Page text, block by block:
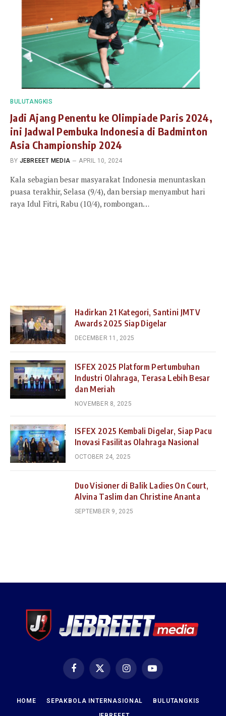
BULUTANGKIS
Jadi Ajang Penentu ke Olimpiade Paris 2024,
ini Jadwal Pembuka Indonesia di Badminton
Asia Championship 2024
BY JEBREEET MEDIA APRIL 10, 2024
Kala sebagian besar masyarakat Indonesia menuntaskan
puasa terakhir, Selasa (9/4), dan bersiap menyambut hari
raya Idul Fitri, Rabu (10/4), rombongan…
Hadirkan 21 Kategori, Santini JMTV
Awards 2025 Siap Digelar
DECEMBER 11, 2025
ISFEX 2025 Platform Pertumbuhan
Industri Olahraga, Terasa Lebih Besar
dan Meriah
NOVEMBER 8, 2025
ISFEX 2025 Kembali Digelar, Siap Pacu
Inovasi Fasilitas Olahraga Nasional
OCTOBER 24, 2025
Duo Visioner di Balik Ladies On Court,
Alvina Taslim dan Christine Ananta
SEPTEMBER 9, 2025
FacebookX
(Twitter)
InstagramYouTube
HOME SEPAKBOLA INTERNASIONAL BULUTANGKIS